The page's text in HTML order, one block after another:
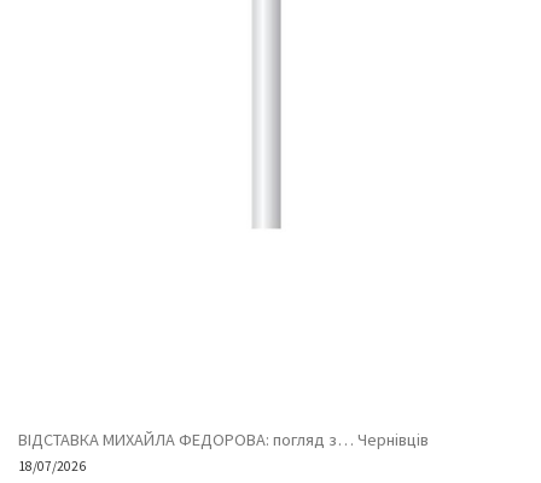
ВІДСТАВКА МИХАЙЛА ФЕДОРОВА: погляд з… Чернівців
18/07/2026